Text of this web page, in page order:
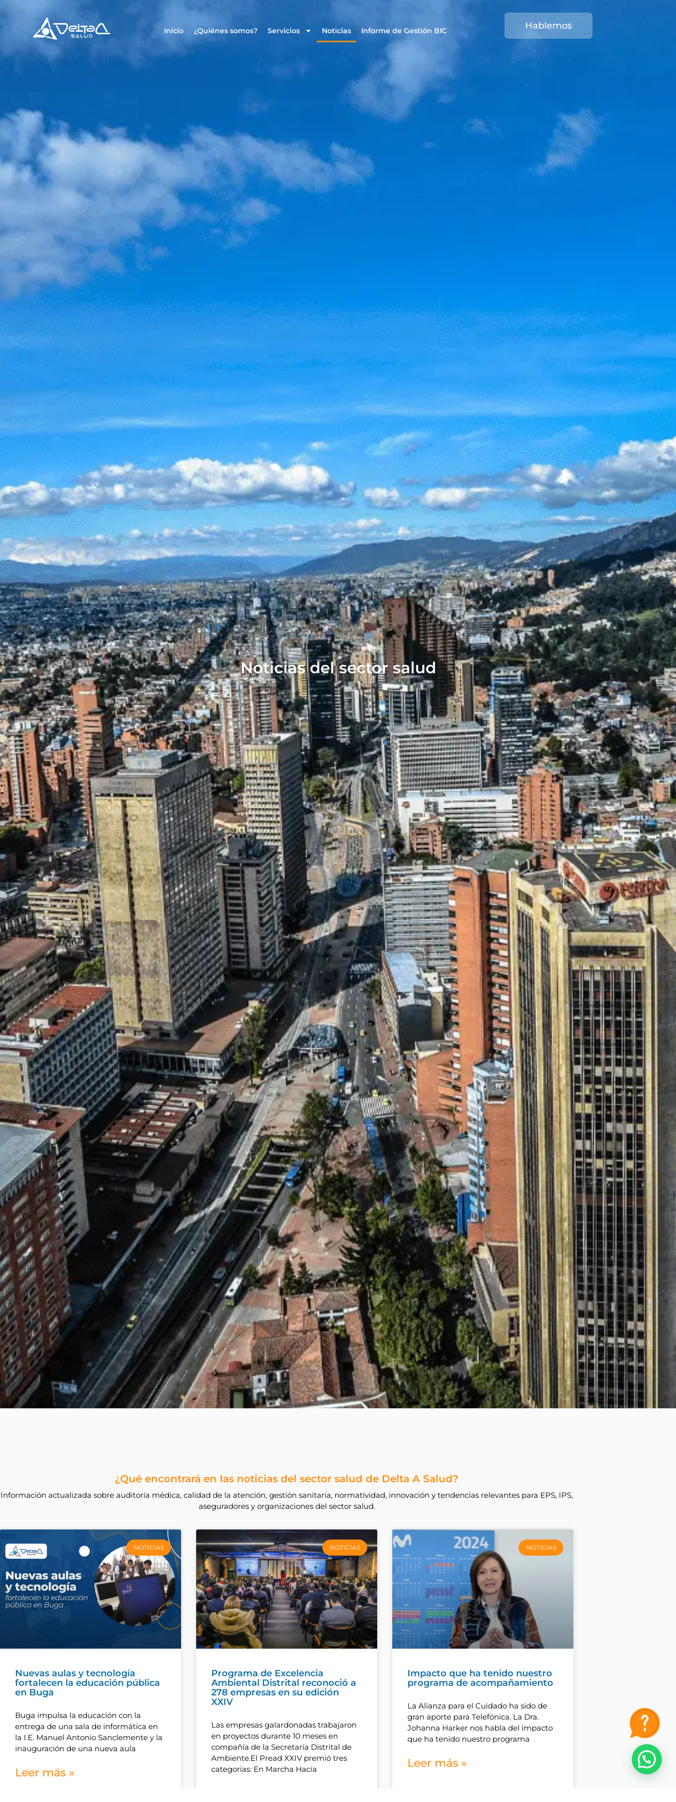
Inicio ¿Quiénes somos? Servicios Noticias Informe de Gestión BIC Hablemos
Noticias del sector salud
¿Qué encontrará en las noticias del sector salud de Delta A Salud?
Información actualizada sobre auditoría médica, calidad de la atención, gestión sanitaria, normatividad, innovación y tendencias relevantes para EPS, IPS,
aseguradores y organizaciones del sector salud.
NOTICIAS
Nuevas aulas y tecnología
fortalecen la educación pública
en Buga
Buga impulsa la educación con la
entrega de una sala de informática en
la I.E. Manuel Antonio Sanclemente y la
inauguración de una nueva aula
Leer más »
NOTICIAS
Programa de Excelencia
Ambiental Distrital reconoció a
278 empresas en su edición
XXIV
Las empresas galardonadas trabajaron
en proyectos durante 10 meses en
compañía de la Secretaría Distrital de
Ambiente.El Pread XXIV premió tres
categorías: En Marcha Hacía
NOTICIAS
Impacto que ha tenido nuestro
programa de acompañamiento
La Alianza para el Cuidado ha sido de
gran aporte para Telefónica. La Dra.
Johanna Harker nos habla del impacto
que ha tenido nuestro programa
Leer más »